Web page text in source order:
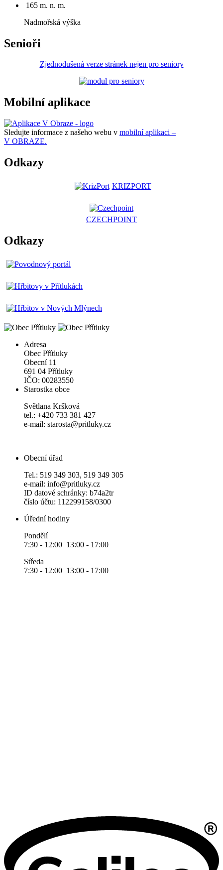
165 m. n. m.
Nadmořská výška
Senioři
Zjednodušená verze stránek nejen pro seniory
Mobilní aplikace
Sledujte informace z našeho webu v mobilní aplikaci –
V OBRAZE.
Odkazy
KRIZPORT
CZECHPOINT
Odkazy
Adresa
Obec Přítluky
Obecní 11
691 04 Přítluky
IČO: 00283550
Starostka obce
Světlana Kršková
tel.: +420 733 381 427
e-mail: starosta@pritluky.cz
Obecní úřad
Tel.: 519 349 303, 519 349 305
e-mail: info@pritluky.cz
ID datové schránky: b74a2tr
číslo účtu: 112299158/0300
Úřední hodiny
Pondělí
7:30 - 12:00 13:00 - 17:00
Středa
7:30 - 12:00 13:00 - 17:00